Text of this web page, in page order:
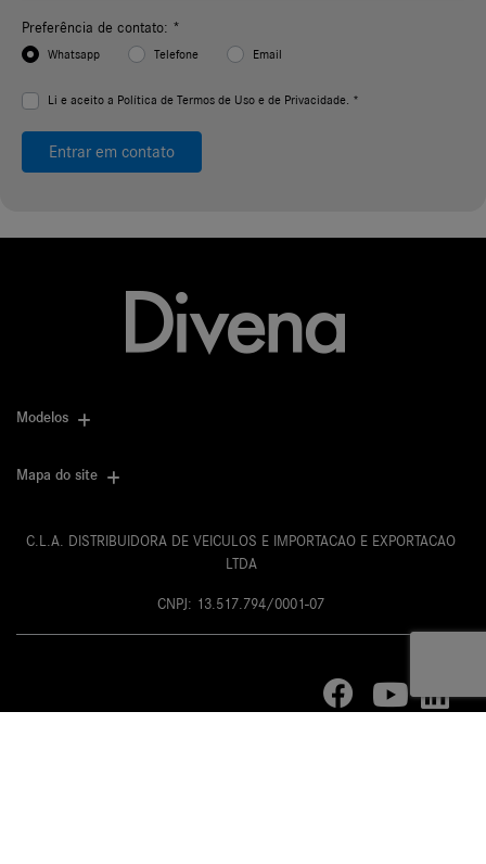
Preferência de contato: *
Whatsapp Telefone Email
Li e aceito a Política de Termos de Uso e de Privacidade. *
Entrar em contato
Modelos
Mapa do site
C.L.A. DISTRIBUIDORA DE VEICULOS E IMPORTACAO E EXPORTACAO
LTDA
CNPJ: 13.517.794/0001-07